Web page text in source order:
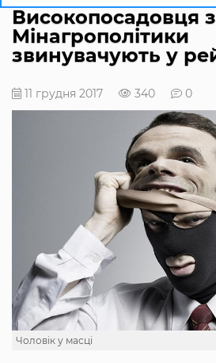
Високопосадовця з
Мінагрополітики
звинувачують у
11 грудня 2017 340 0
Чоловік у масці